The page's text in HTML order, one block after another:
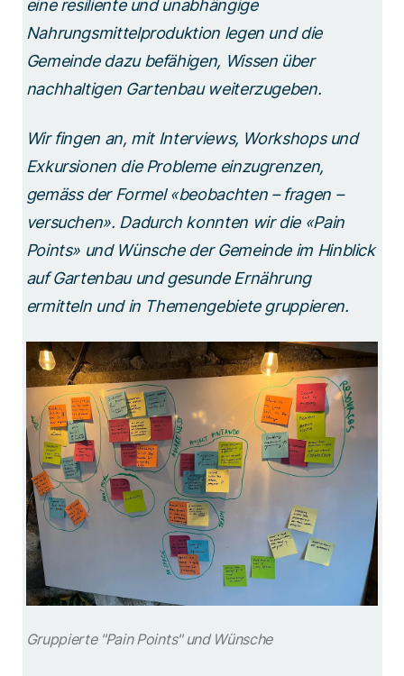
eine resiliente und unabhängige
Nahrungsmittelproduktion legen und die
Gemeinde dazu befähigen, Wissen über
nachhaltigen Gartenbau weiterzugeben.
Wir fingen an, mit Interviews, Workshops und
Exkursionen die Probleme einzugrenzen,
gemäss der Formel «beobachten – fragen –
versuchen». Dadurch konnten wir die «Pain
Points» und Wünsche der Gemeinde im Hinblick
auf Gartenbau und gesunde Ernährung
ermitteln und in Themengebiete gruppieren.
Gruppierte "Pain Points" und Wünsche